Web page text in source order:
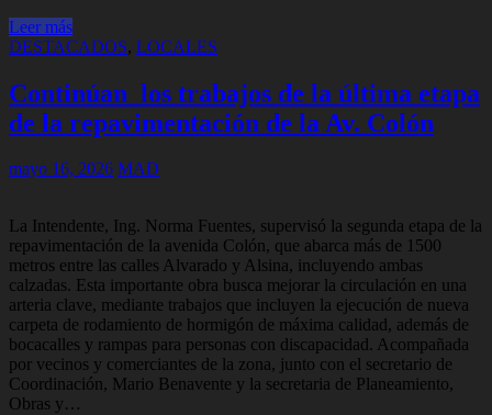
Leer más
DESTACADOS, LOCALES
Continúan los trabajos de la última etapa
de la repavimentación de la Av. Colón
mayo 16, 2026 MAD
La Intendente, Ing. Norma Fuentes, supervisó la segunda etapa de la
repavimentación de la avenida Colón, que abarca más de 1500
metros entre las calles Alvarado y Alsina, incluyendo ambas
calzadas. Esta importante obra busca mejorar la circulación en una
arteria clave, mediante trabajos que incluyen la ejecución de nueva
carpeta de rodamiento de hormigón de máxima calidad, además de
bocacalles y rampas para personas con discapacidad. Acompañada
por vecinos y comerciantes de la zona, junto con el secretario de
Coordinación, Mario Benavente y la secretaria de Planeamiento,
Obras y…